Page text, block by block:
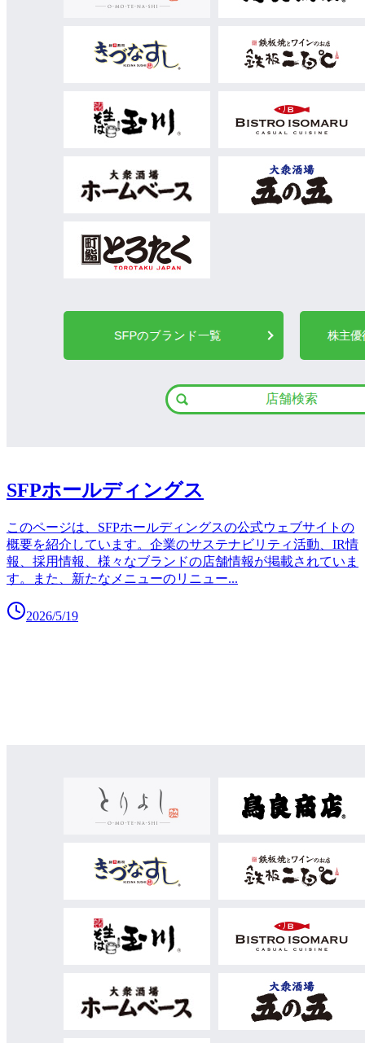
SFPホールディングス
このページは、SFPホールディングスの公式ウェブサイトの
概要を紹介しています。企業のサステナビリティ活動、IR情
報、採用情報、様々なブランドの店舗情報が掲載されていま
す。また、新たなメニューのリニュー...
2026/5/19